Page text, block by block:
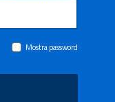
Mostra password